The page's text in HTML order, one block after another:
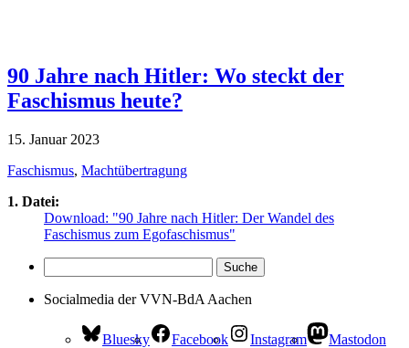
90 Jahre nach Hitler: Wo steckt der
Faschismus heute?
15. Januar 2023
Faschismus, Machtübertragung
1. Datei:
Download: "90 Jahre nach Hitler: Der Wandel des
Faschismus zum Egofaschismus"
Socialmedia der VVN-BdA Aachen
Bluesky Facebook Instagram
Mastodon